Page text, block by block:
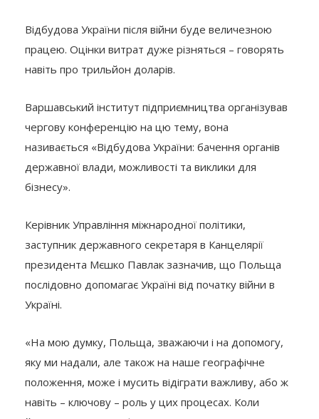
Відбудова України після війни буде величезною
працею. Оцінки витрат дуже різняться – говорять
навіть про трильйон доларів.
Варшавський інститут підприємництва організував
чергову конференцію на цю тему, вона
називається «Відбудова України: бачення органів
державної влади, можливості та виклики для
бізнесу».
Керівник Управління міжнародної політики,
заступник державного секретаря в Канцелярії
президента Мєшко Павлак зазначив, що Польща
послідовно допомагає Україні від початку війни в
Україні.
«На мою думку, Польща, зважаючи і на допомогу,
яку ми надали, але також на наше географічне
положення, може і мусить відіграти важливу, або ж
навіть – ключову – роль у цих процесах. Коли